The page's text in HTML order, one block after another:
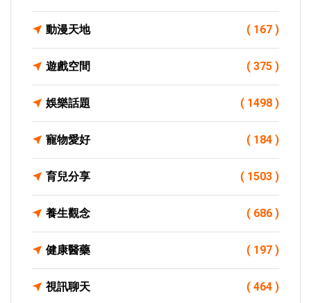
動漫天地 ( 167 )
遊戲空間 ( 375 )
娛樂話題 ( 1498 )
寵物愛好 ( 184 )
育兒分享 ( 1503 )
養生觀念 ( 686 )
健康醫藥 ( 197 )
視訊聊天 ( 464 )